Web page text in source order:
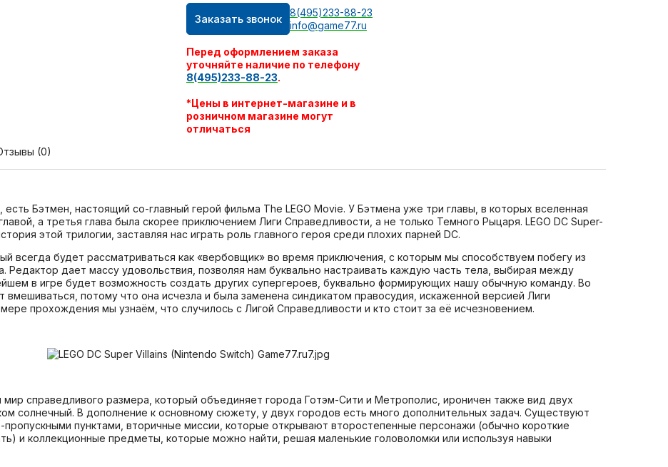
Заказать звонок
8(495)233-88-23
info@game77.ru
Перед оформлением заказа
уточняйте наличие по телефону
8(495)233-88-23.
*Цены в интернет-магазине и в
розничном магазине могут
отличаться
(0)
Бэтмен, настоящий со-главный герой фильма The LEGO Movie. У Бэтмена уже три главы, в которых вселенная
а третья глава была скорее приключением Лиги Справедливости, а не только Темного Рыцаря. LEGO DC Super-
этой трилогии, заставляя нас играть роль главного героя среди плохих парней DC.
всегда будет рассматриваться как «вербовщик» во время приключения, с которым мы способствуем побегу из
дает массу удовольствия, позволяя нам буквально настраивать каждую часть тела, выбирая между
в игре будет возможность создать других супергероев, буквально формирующих нашу обычную команду. Во
потому что она исчезла и была заменена синдикатом правосудия, искаженной версией Лиги
прохождения мы узнаём, что случилось с Лигой Справедливости и кто стоит за её исчезновением.
справедливого размера, который объединяет города Готэм-Сити и Метрополис, ироничен также вид двух
солнечный. В дополнение к основному сюжету, у двух городов есть много дополнительных задач. Существуют
пропускными пунктами, вторичные миссии, которые открывают второстепенные персонажи (обычно короткие
и коллекционные предметы, которые можно найти, решая маленькие головоломки или используя навыки